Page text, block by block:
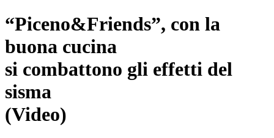
“Piceno&Friends”, con la
buona cucina
si combattono gli effetti del
sisma
(Video)